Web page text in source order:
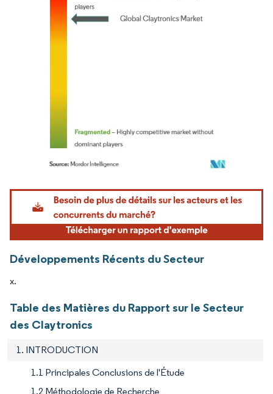
Image © Mordor Intelligence. La réutilisation nécessite une attribution sous CC BY
Développements Récents du Secteur
x.
Table des Matières du Rapport sur le Secteur
des Claytronics
1. INTRODUCTION
1.1 Principales Conclusions de l'Étude
1.2 Méthodologie de Recherche